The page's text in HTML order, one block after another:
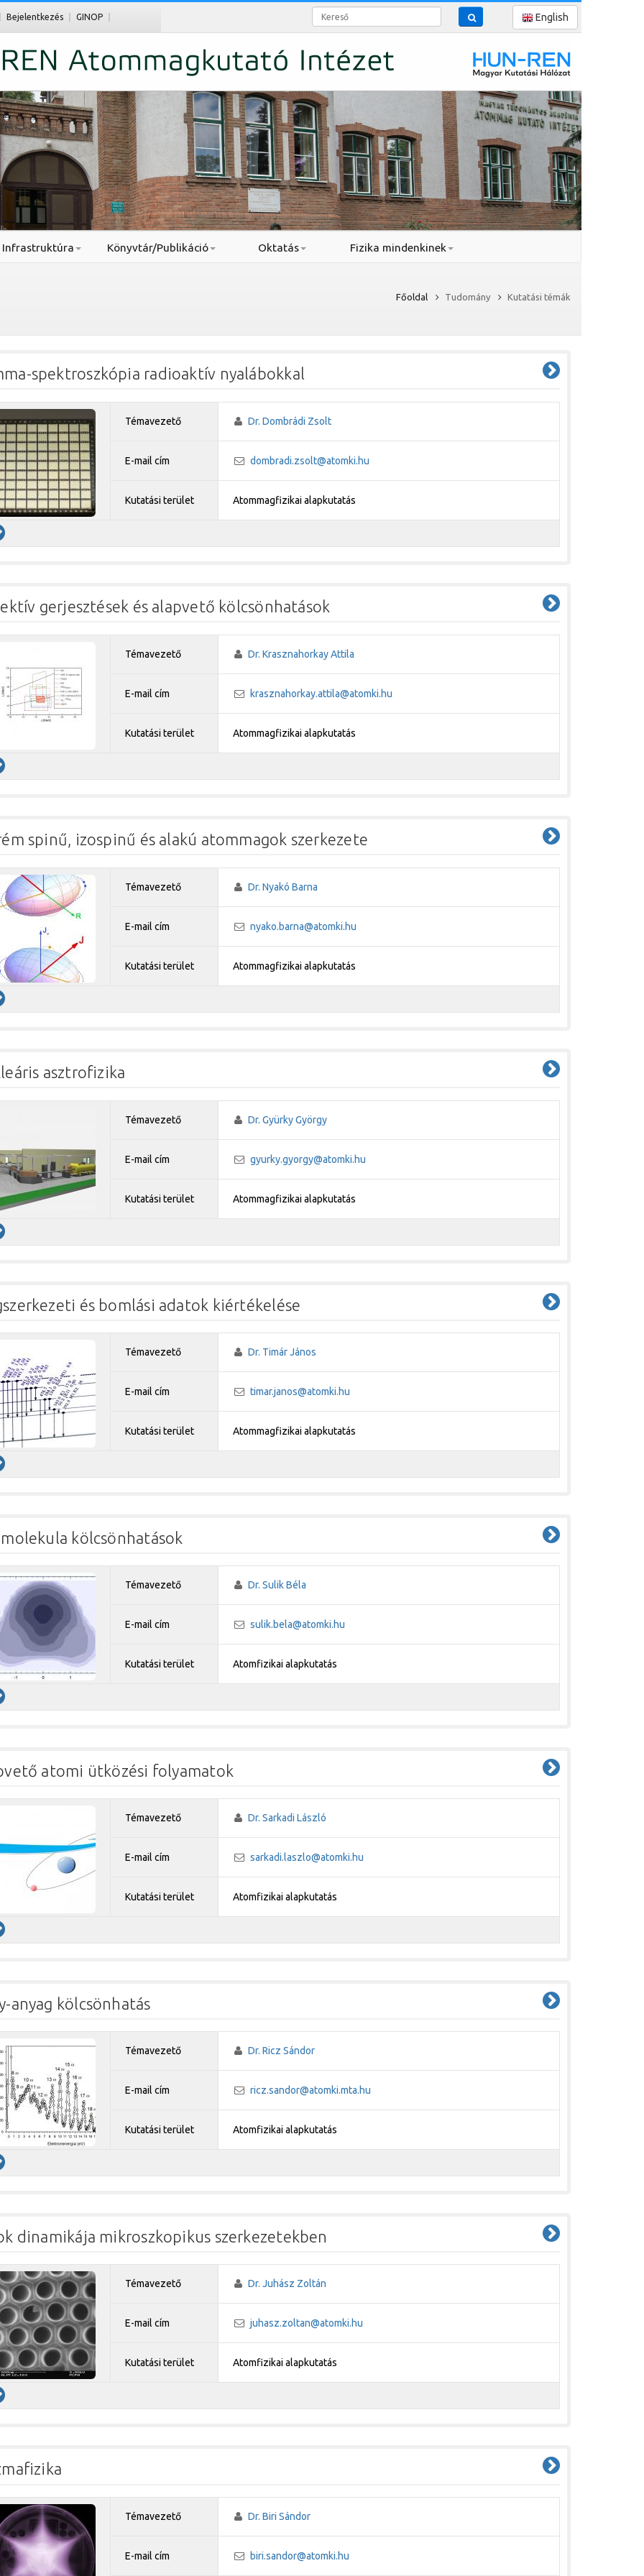
Bejelentkezés GINOP Kereső English
Infrastruktúra Könyvtár/Publikáció Oktatás Fizika mindenkinek
Főoldal Tudomány Kutatási témák
spektroszkópia radioaktív nyalábokkal
Témavezető Dr. Dombrádi Zsolt
E-mail cím dombradi.zsolt@atomki.hu
Kutatási terület Atommagfizikai alapkutatás
gerjesztések és alapvető kölcsönhatások
Témavezető Dr. Krasznahorkay Attila
E-mail cím krasznahorkay.attila@atomki.hu
Kutatási terület Atommagfizikai alapkutatás
spinű, izospinű és alakú atommagok szerkezete
Témavezető Dr. Nyakó Barna
E-mail cím nyako.barna@atomki.hu
Kutatási terület Atommagfizikai alapkutatás
asztrofizika
Témavezető Dr. Gyürky György
E-mail cím gyurky.gyorgy@atomki.hu
Kutatási terület Atommagfizikai alapkutatás
és bomlási adatok kiértékelése
Témavezető Dr. Timár János
E-mail cím timar.janos@atomki.hu
Kutatási terület Atommagfizikai alapkutatás
kölcsönhatások
Témavezető Dr. Sulik Béla
E-mail cím sulik.bela@atomki.hu
Kutatási terület Atomfizikai alapkutatás
atomi ütközési folyamatok
Témavezető Dr. Sarkadi László
E-mail cím sarkadi.laszlo@atomki.hu
Kutatási terület Atomfizikai alapkutatás
anyag kölcsönhatás
Témavezető Dr. Ricz Sándor
E-mail cím ricz.sandor@atomki.mta.hu
Kutatási terület Atomfizikai alapkutatás
dinamikája mikroszkopikus szerkezetekben
Témavezető Dr. Juhász Zoltán
E-mail cím juhasz.zoltan@atomki.hu
Kutatási terület Atomfizikai alapkutatás
Témavezető Dr. Biri Sándor
E-mail cím biri.sandor@atomki.hu